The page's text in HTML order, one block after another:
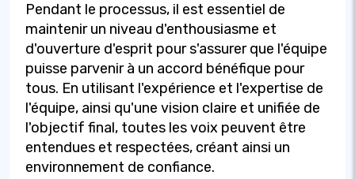
Pendant le processus, il est essentiel de
maintenir un niveau d'enthousiasme et
d'ouverture d'esprit pour s'assurer que l'équipe
puisse parvenir à un accord bénéfique pour
tous. En utilisant l'expérience et l'expertise de
l'équipe, ainsi qu'une vision claire et unifiée de
l'objectif final, toutes les voix peuvent être
entendues et respectées, créant ainsi un
environnement de confiance.